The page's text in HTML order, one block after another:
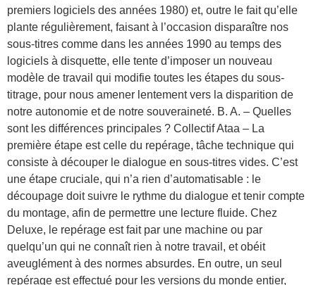
premiers logiciels des années 1980) et, outre le fait qu’elle
plante régulièrement, faisant à l’occasion disparaître nos
sous-titres comme dans les années 1990 au temps des
logiciels à disquette, elle tente d’imposer un nouveau
modèle de travail qui modifie toutes les étapes du sous-
titrage, pour nous amener lentement vers la disparition de
notre autonomie et de notre souveraineté. B. A. – Quelles
sont les différences principales ? Collectif Ataa – La
première étape est celle du repérage, tâche technique qui
consiste à découper le dialogue en sous-titres vides. C’est
une étape cruciale, qui n’a rien d’automatisable : le
découpage doit suivre le rythme du dialogue et tenir compte
du montage, afin de permettre une lecture fluide. Chez
Deluxe, le repérage est fait par une machine ou par
quelqu’un qui ne connaît rien à notre travail, et obéit
aveuglément à des normes absurdes. En outre, un seul
repérage est effectué pour les versions du monde entier,